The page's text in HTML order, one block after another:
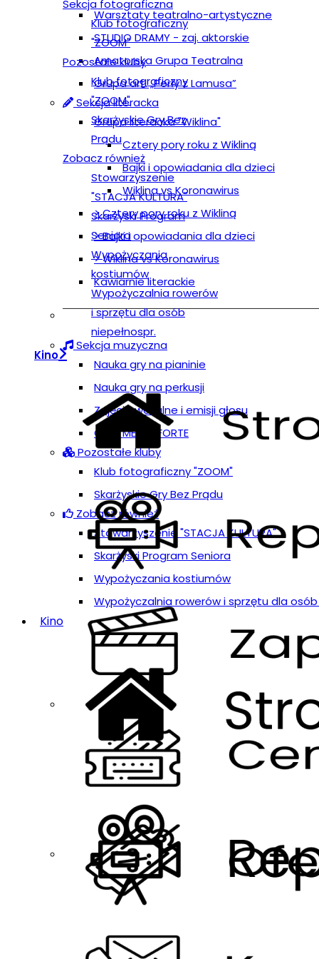
Warsztaty teatralno-artystyczne
STUDIO DRAMY - zaj. aktorskie
Amatorska Grupa Teatralna
Grupa art. „Perły z Lamusa”
Sekcja literacka
Grupa literacka "Wiklina"
Cztery pory roku z Wikliną
Bajki i opowiadania dla dzieci
Wiklina vs Koronawirus
> Cztery pory roku z Wikliną
> Bajki i opowiadania dla dzieci
> Wiklina vs Koronawirus
Kawiarnie literackie
Sekcja muzyczna
Nauka gry na pianinie
Nauka gry na perkusji
Zajęcia wokalne i emisji głosu
Chór MEZZOFORTE
Pozostałe kluby
Klub fotograficzny "ZOOM"
Skarżyskie Gry Bez Prądu
Zobacz również
Stowarzyszenie "STACJA KULTURA"
Skarżyski Program Seniora
Wypożyczania kostiumów
Wypożyczalnia rowerów i sprzętu dla osób
Kino
Sekcja fotograficzna
Klub fotograficzny
"ZOOM"
Pozostałe kluby
Klub fotograficzny
"ZOOM"
Skarżyskie Gry Bez
Prądu
Zobacz również
Stowarzyszenie
"STACJA KULTURA"
Skarżyski Program
Seniora
Wypożyczania
kostiumów
Wypożyczalnia rowerów
i sprzętu dla osób
niepełnospr.
Kino